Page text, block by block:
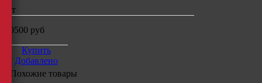
шт
10500 руб
Купить
Добавлено
Похожие товары